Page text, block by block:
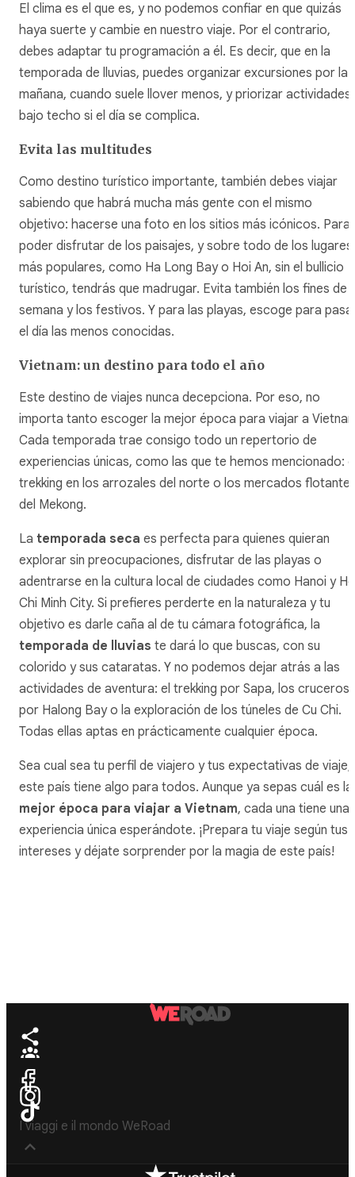
El clima es el que es, y no podemos confiar en que quizás
haya suerte y cambie en nuestro viaje. Por el contrario,
debes adaptar tu programación a él. Es decir, que en la
temporada de lluvias, puedes organizar excursiones por la
mañana, cuando suele llover menos, y priorizar actividades
bajo techo si el día se complica.
Evita las multitudes
Como destino turístico importante, también debes viajar
sabiendo que habrá mucha más gente con el mismo
objetivo: hacerse una foto en los sitios más icónicos. Para
poder disfrutar de los paisajes, y sobre todo de los lugares
más populares, como Ha Long Bay o Hoi An, sin el bullicio
turístico, tendrás que madrugar. Evita también los fines de
semana y los festivos. Y para las playas, escoge para
el día las menos conocidas.
Vietnam: un destino para todo el año
Este destino de viajes nunca decepciona. Por eso, no
importa tanto escoger la mejor época para viajar a
Cada temporada trae consigo todo un repertorio de
experiencias únicas, como las que te hemos mencionado:
trekking en los arrozales del norte o los mercados
del Mekong.
La temporada seca es perfecta para quienes quieran
explorar sin preocupaciones, disfrutar de las playas o
adentrarse en la cultura local de ciudades como Hanoi y Ho
Chi Minh City. Si prefieres perderte en la naturaleza y tu
objetivo es darle caña al de tu cámara fotográfica, la
temporada de lluvias te dará lo que buscas, con su
colorido y sus cataratas. Y no podemos dejar atrás a las
actividades de aventura: el trekking por Sapa, los cruceros
por Halong Bay o la exploración de los túneles de Cu Chi.
Todas ellas aptas en prácticamente cualquier época.
Sea cual sea tu perfil de viajero y tus expectativas de viaje,
este país tiene algo para todos. Aunque ya sepas cuál es la
mejor época para viajar a Vietnam, cada una tiene una
experiencia única esperándote. ¡Prepara tu viaje según tus
intereses y déjate sorprender por la magia de este país!
I viaggi e il mondo WeRoad